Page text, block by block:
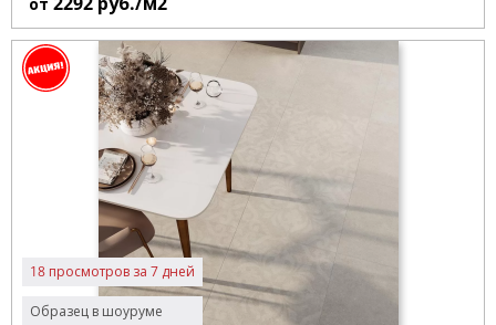
Образец в шоуруме
18 просмотров за 7 дней